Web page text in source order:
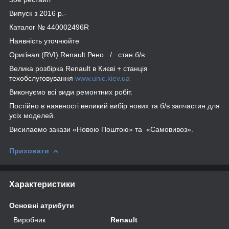
Випуск з 2016 р.-
Каталог № 440002496R
Наявність уточнюйте
Оригінал (RVI) Renault Рено / стан б/в
Велика розбірка Renault в Києві + станція
техобслуговування www.unic.kiev.ua
Виконуємо всі види ремонтних робіт.
Постійно в наявності великий вибір нових та б/в запчастин для
усіх моделей.
Висилаемо закази «Новою Поштою» та «Самовивоз».
Приховати
Характеристики
Основні атрибути
Виробник
Renault